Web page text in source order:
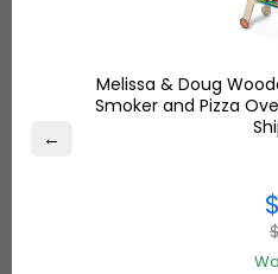
←
Melissa & Doug
Smoker and Pizza